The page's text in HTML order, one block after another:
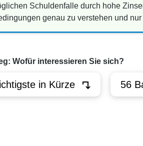
Schuldenfalle durch hohe
genau zu verstehen und
Wofür interessieren Sie sich?
in Kürze 56